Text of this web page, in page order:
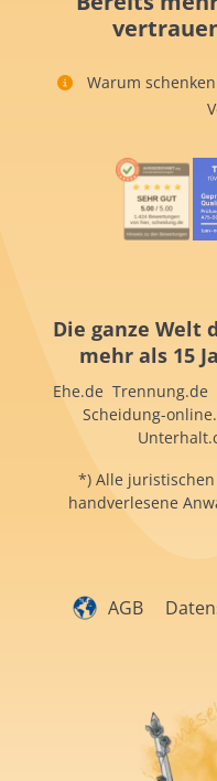
Warum
Die ganze Welt
mehr als 15
Ehe.de Trennung.de
Scheidung-
*) Alle
handverlesene
AGB